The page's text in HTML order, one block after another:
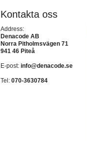
Kontakta oss
Address:
Denacode AB
Norra Pitholmsvägen 71
941 46 Piteå
E-post: info@denacode.se
Tel: 070-3630784